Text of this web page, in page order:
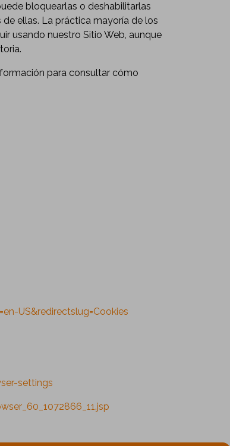
bloquearlas o deshabilitarlas
ellas. La práctica mayoría de los
usando nuestro Sitio Web, aunque
para consultar cómo
US&redirectslug=Cookies
settings